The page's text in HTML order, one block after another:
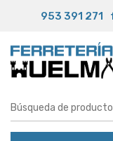
953 391 271